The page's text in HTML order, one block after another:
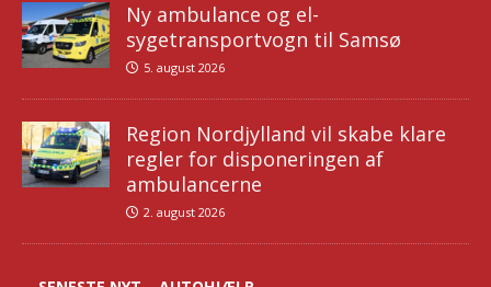
Ny ambulance og el-
sygetransportvogn til Samsø
5. august 2026
Region Nordjylland vil skabe klare
regler for disponeringen af
ambulancerne
2. august 2026